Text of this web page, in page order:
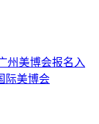
州美博会报名入
际美博会